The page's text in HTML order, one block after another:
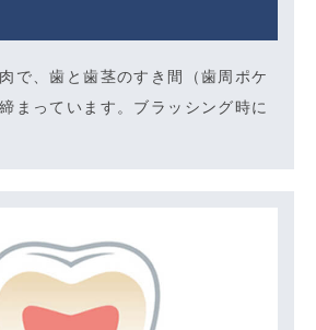
で、歯と歯茎のすき間（歯周ポケ
まっています。ブラッシング時に